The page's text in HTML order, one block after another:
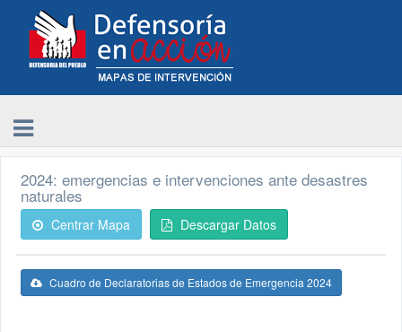
2024: emergencias e intervenciones ante desastres
naturales
Centrar Mapa Descargar Datos
Cuadro de Declaratorias de Estados de Emergencia 2024